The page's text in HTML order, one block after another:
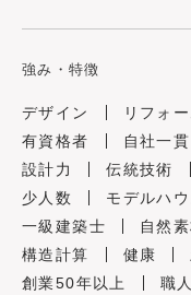
強み・特徴
デザイン リフォー
有資格者
自社一貫
設計力
伝統技術
少人数
モデルハウ
一級建築士
自然
構造計算
健康
創業50年以上
職人